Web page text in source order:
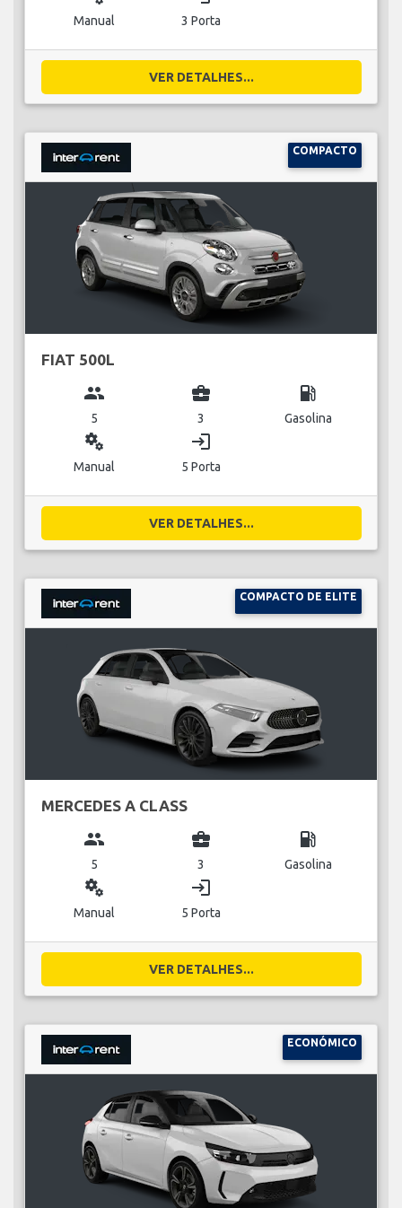
Manual 3 Porta
VER DETALHES...
COMPACTO
FIAT 500L
group
5
business_center
3
local_gas_station
Gasolina
miscellaneous_services
Manual
login
5 Porta
VER DETALHES...
COMPACTO DE ELITE
MERCEDES A CLASS
group
5
business_center
3
local_gas_station
Gasolina
miscellaneous_services
Manual
login
5 Porta
VER DETALHES...
ECONÓMICO